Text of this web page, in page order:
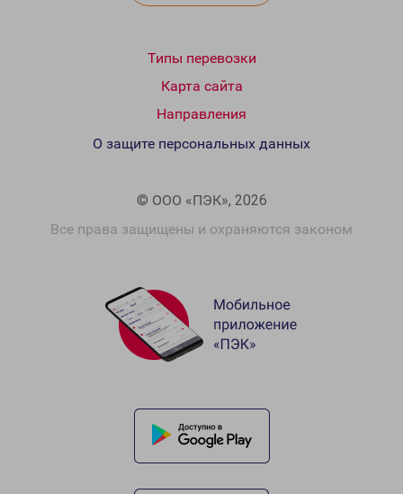
Типы перевозки
Карта сайта
Направления
© ООО «ПЭК», 2026
Все права защищены и охраняются законом
О защите персональных данных